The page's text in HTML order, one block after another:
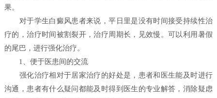
果。
对于学生白癜风患者来说，平日里是没有时间接受持续性治
疗的，治疗时间被割裂开，治疗周期长，见效慢。可以利用暑假
的尾巴，进行强化治疗。
1、便于医患间的交流
强化治疗相对于居家治疗的好处是，患者和医生能及时进行
沟通，患者有什么疑问都能及时得到医生的专业解答，消除疑虑